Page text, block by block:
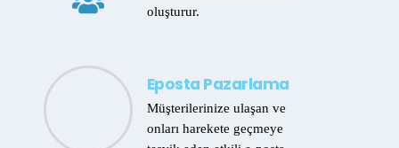
oluşturur.
Eposta Pazarlama
Müşterilerinize ulaşan ve
onları harekete geçmeye